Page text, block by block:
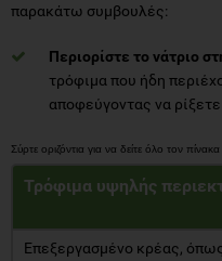
παρακάτω συμβουλές:
Περιορίστε το νάτριο
τρόφιμα που ήδη
αποφεύγοντας να
Τρόφιμα υψηλής
Επεξεργασμένο κρέας,